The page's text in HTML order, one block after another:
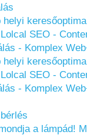
helyi
SEO -
- Komplex
helyi
SEO -
- Komplex
a lámpád!